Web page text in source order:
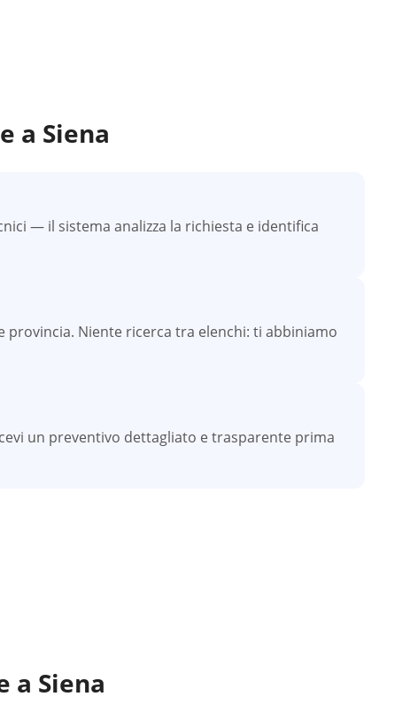
a Siena
— il sistema analizza la richiesta e identifica
Niente ricerca tra elenchi: ti abbiniamo
un preventivo dettagliato e trasparente prima
a Siena